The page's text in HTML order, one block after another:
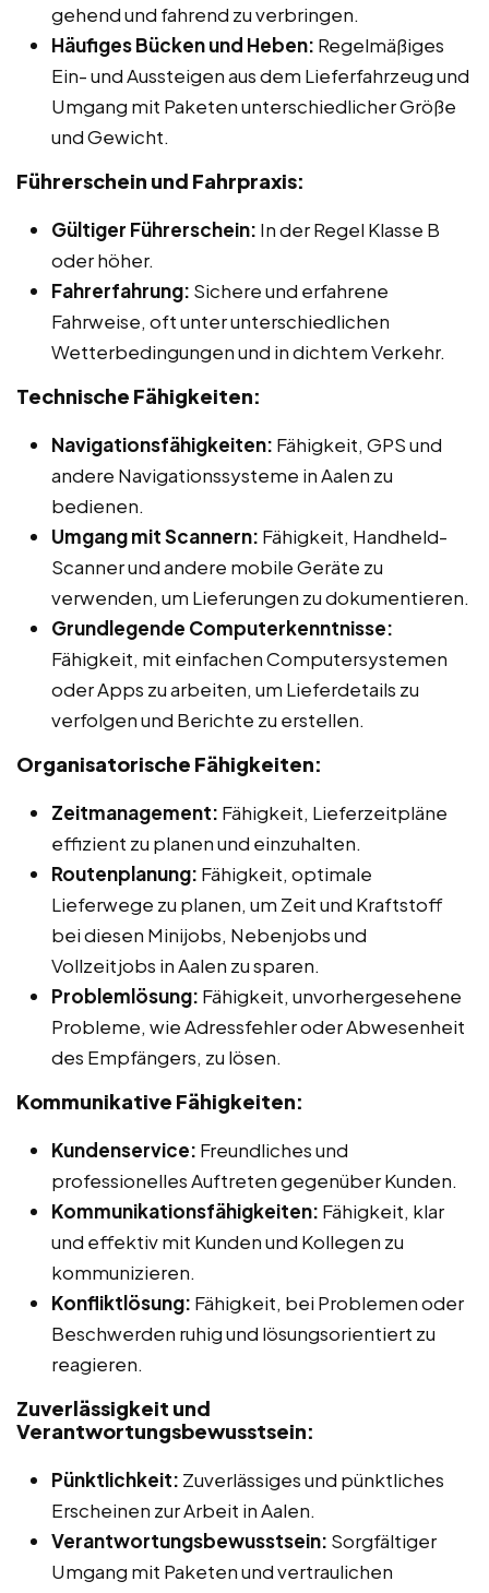
gehend und fahrend zu verbringen.
Häufiges Bücken und Heben: Regelmäßiges
Ein- und Aussteigen aus dem Lieferfahrzeug und
Umgang mit Paketen unterschiedlicher Größe
und Gewicht.
Führerschein und Fahrpraxis:
Gültiger Führerschein: In der Regel Klasse B
oder höher.
Fahrerfahrung: Sichere und erfahrene
Fahrweise, oft unter unterschiedlichen
Wetterbedingungen und in dichtem Verkehr.
Technische Fähigkeiten:
Navigationsfähigkeiten: Fähigkeit, GPS und
andere Navigationssysteme in Aalen zu
bedienen.
Umgang mit Scannern: Fähigkeit, Handheld-
Scanner und andere mobile Geräte zu
verwenden, um Lieferungen zu dokumentieren.
Grundlegende Computerkenntnisse:
Fähigkeit, mit einfachen Computersystemen
oder Apps zu arbeiten, um Lieferdetails zu
verfolgen und Berichte zu erstellen.
Organisatorische Fähigkeiten:
Zeitmanagement: Fähigkeit, Lieferzeitpläne
effizient zu planen und einzuhalten.
Routenplanung: Fähigkeit, optimale
Lieferwege zu planen, um Zeit und Kraftstoff
bei diesen Minijobs, Nebenjobs und
Vollzeitjobs in Aalen zu sparen.
Problemlösung: Fähigkeit, unvorhergesehene
Probleme, wie Adressfehler oder Abwesenheit
des Empfängers, zu lösen.
Kommunikative Fähigkeiten:
Kundenservice: Freundliches und
professionelles Auftreten gegenüber Kunden.
Kommunikationsfähigkeiten: Fähigkeit, klar
und effektiv mit Kunden und Kollegen zu
kommunizieren.
Konfliktlösung: Fähigkeit, bei Problemen oder
Beschwerden ruhig und lösungsorientiert zu
reagieren.
Zuverlässigkeit und
Verantwortungsbewusstsein:
Pünktlichkeit: Zuverlässiges und pünktliches
Erscheinen zur Arbeit in Aalen.
Verantwortungsbewusstsein: Sorgfältiger
Umgang mit Paketen und vertraulichen